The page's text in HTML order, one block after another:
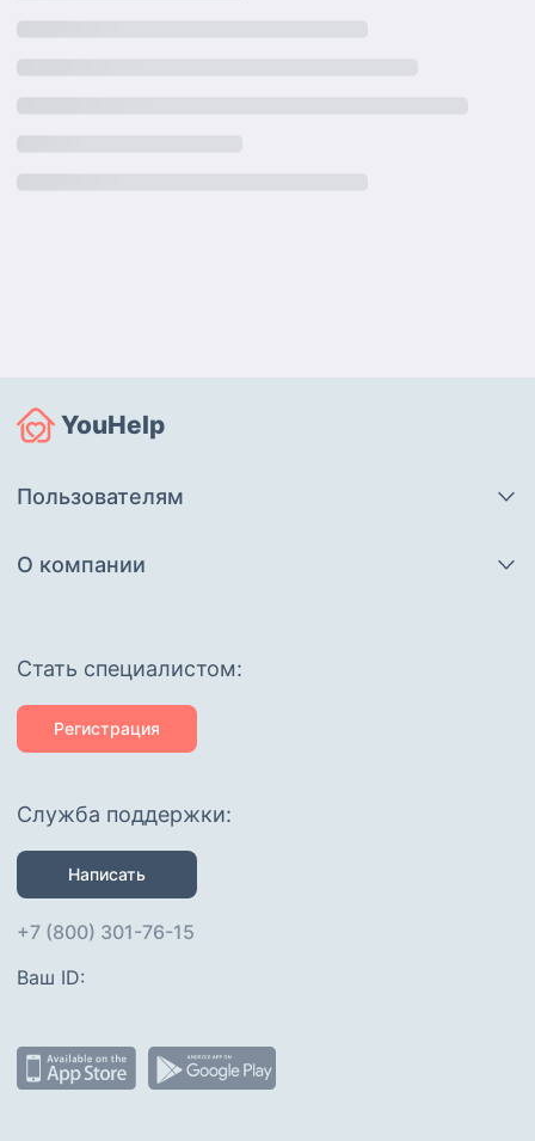
YouHelp
Пользователям
О компании
Cтать специалистом:
Регистрация
Служба поддержки:
Написать
+7 (800) 301-76-15
Ваш ID: